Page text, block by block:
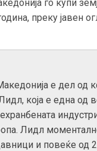
го купи
преку јавен
е дел од
која е една од
Лидл
и повеќе од